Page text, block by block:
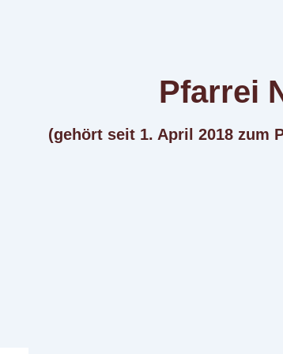
Pfarrei
(gehört seit 1. April 2018 zum